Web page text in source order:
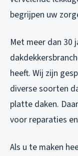
begrijpen uw
Met meer dan 30
heeft. Wij zijn
diverse soorten
platte daken.
voor reparaties
Als u te maken